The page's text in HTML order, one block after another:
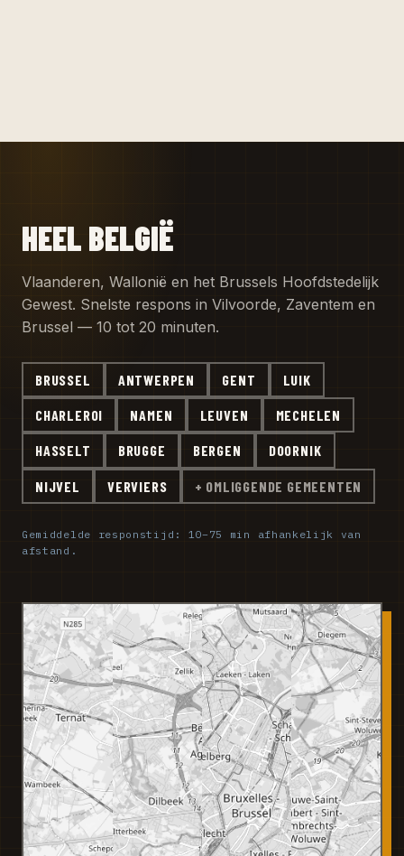
HEEL BELGIË
Vlaanderen, Wallonië en het Brussels Hoofdstedelijk
Gewest. Snelste respons in Vilvoorde, Zaventem en
Brussel — 10 tot 20 minuten.
BRUSSEL ANTWERPEN GENT LUIK
CHARLEROI NAMEN LEUVEN MECHELEN
HASSELT BRUGGE BERGEN DOORNIK
NIJVEL VERVIERS + OMLIGGENDE GEMEENTEN
Gemiddelde responstijd: 10–75 min afhankelijk van
afstand.